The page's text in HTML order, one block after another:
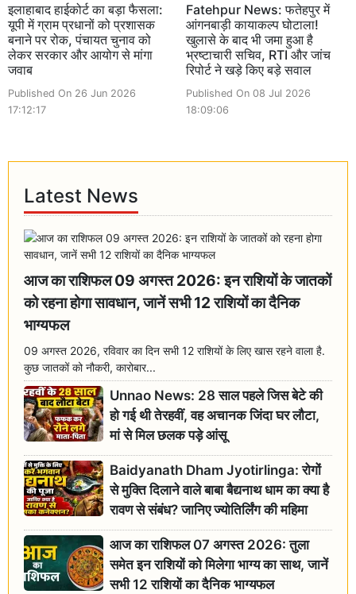
इलाहाबाद हाईकोर्ट का बड़ा फैसला:
यूपी में ग्राम प्रधानों को प्रशासक
बनाने पर रोक, पंचायत चुनाव को
लेकर सरकार और आयोग से मांगा
जवाब
Published On 26 Jun 2026
17:12:17
Fatehpur News: फतेहपुर में
आंगनबाड़ी कायाकल्प घोटाला!
खुलासे के बाद भी जमा हुआ है
भ्रष्टाचारी सचिव, RTI और जांच
रिपोर्ट ने खड़े किए बड़े सवाल
Published On 08 Jul 2026
18:09:06
Latest News
आज का राशिफल 09 अगस्त 2026: इन राशियों के जातकों
को रहना होगा सावधान, जानें सभी 12 राशियों का दैनिक
भाग्यफल
09 अगस्त 2026, रविवार का दिन सभी 12 राशियों के लिए खास रहने वाला है.
कुछ जातकों को नौकरी, कारोबार...
Unnao News: 28 साल पहले जिस बेटे की
हो गई थी तेरहवीं, वह अचानक जिंदा घर लौटा,
मां से मिल छलक पड़े आंसू
Baidyanath Dham Jyotirlinga: रोगों
से मुक्ति दिलाने वाले बाबा बैद्यनाथ धाम का क्या है
रावण से संबंध? जानिए ज्योतिर्लिंग की महिमा
आज का राशिफल 07 अगस्त 2026: तुला
समेत इन राशियों को मिलेगा भाग्य का साथ, जानें
सभी 12 राशियों का दैनिक भाग्यफल